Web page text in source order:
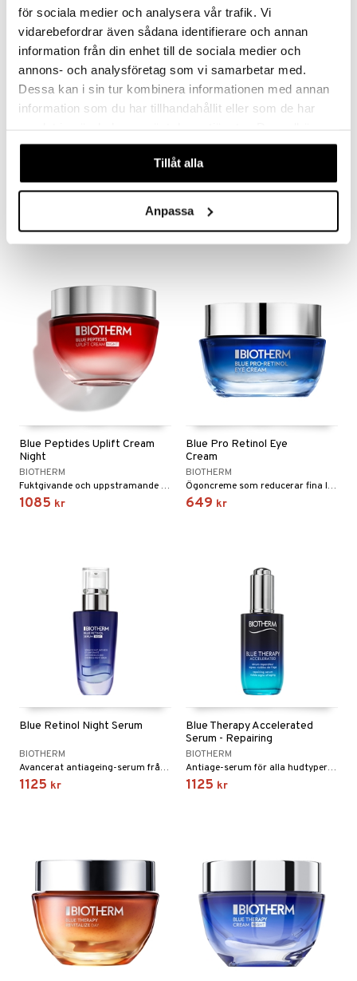
för sociala medier och analysera vår trafik. Vi
vidarebefordrar även sådana identifierare och annan
information från din enhet till de sociala medier och
annons- och analysföretag som vi samarbetar med.
Dessa kan i sin tur kombinera informationen med annan
information som du har tillhandahållit eller som de har
våra cookies vid fortsatt användande av vår webbplats.
Tillåt alla
Anpassa
BIOTHERM
Blue Peptides Eyes & Lips
BIOTHERM
659
Blue Peptides Uplift Cream
Night
BIOTHERM
Fuktgivande och uppstramande nattcreme för alla hudtyper från Biotherm
1085 kr
Blue Pro Retinol Eye
Cream
BIOTHERM
Ögoncreme som reducerar fina linjer och rynkor, ökar fastheten och spänsten
649 kr
Blue Retinol Night Serum
BIOTHERM
Avancerat antiageing-serum från Biotherm
1125 kr
Blue Therapy Accelerated
Serum - Repairing
BIOTHERM
Antiage-serum för alla hudtyper från Biotherm
1125 kr